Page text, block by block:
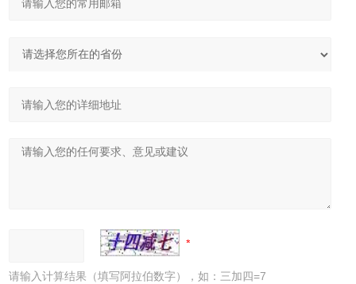
请输入计算结果（填写阿拉伯数字），如：三加四=7